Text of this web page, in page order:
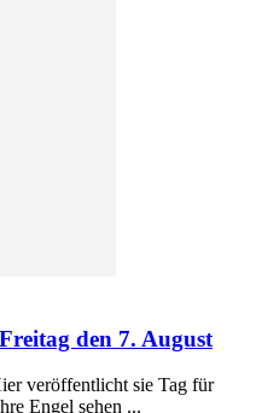
den 7. August
veröffentlicht sie Tag für
Engel sehen ...